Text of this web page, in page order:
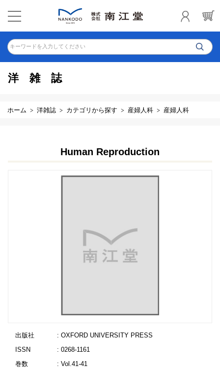
キーワードを入力してください
洋雑誌
ホーム 洋雑誌 カテゴリから探す 産婦人科 産婦人科
Human Reproduction
出版社
: OXFORD UNIVERSITY PRESS
ISSN
: 0268-1161
巻数
: Vol.41-41